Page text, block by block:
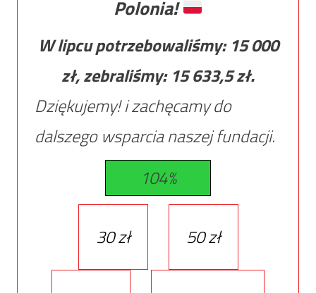
Polonia!
W lipcu potrzebowaliśmy: 15 000
zł, zebraliśmy: 15 633,5zł.
Dziękujemy! i zachęcamy do
dalszego wsparcia naszej fundacji.
104%
30 zł 50 zł